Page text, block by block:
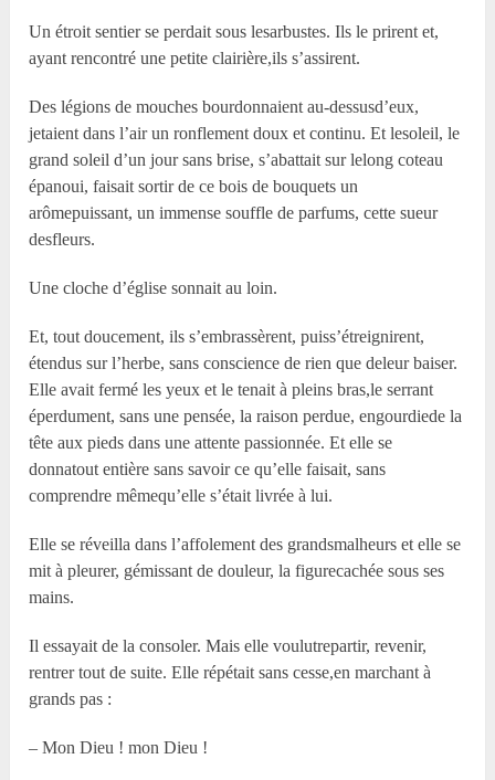
Un étroit sentier se perdait sous lesarbustes. Ils le prirent et,
ayant rencontré une petite clairière,ils s’assirent.
Des légions de mouches bourdonnaient au-dessusd’eux,
jetaient dans l’air un ronflement doux et continu. Et lesoleil, le
grand soleil d’un jour sans brise, s’abattait sur lelong coteau
épanoui, faisait sortir de ce bois de bouquets un
arômepuissant, un immense souffle de parfums, cette sueur
desfleurs.
Une cloche d’église sonnait au loin.
Et, tout doucement, ils s’embrassèrent, puiss’étreignirent,
étendus sur l’herbe, sans conscience de rien que deleur baiser.
Elle avait fermé les yeux et le tenait à pleins bras,le serrant
éperdument, sans une pensée, la raison perdue, engourdiede la
tête aux pieds dans une attente passionnée. Et elle se
donnatout entière sans savoir ce qu’elle faisait, sans
comprendre mêmequ’elle s’était livrée à lui.
Elle se réveilla dans l’affolement des grandsmalheurs et elle se
mit à pleurer, gémissant de douleur, la figurecachée sous ses
mains.
Il essayait de la consoler. Mais elle voulutrepartir, revenir,
rentrer tout de suite. Elle répétait sans cesse,en marchant à
grands pas :
– Mon Dieu ! mon Dieu !